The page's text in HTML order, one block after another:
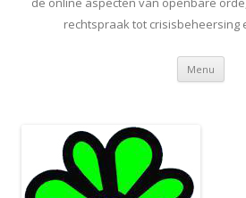
rechtspraak tot crisisbeheersing
Menu